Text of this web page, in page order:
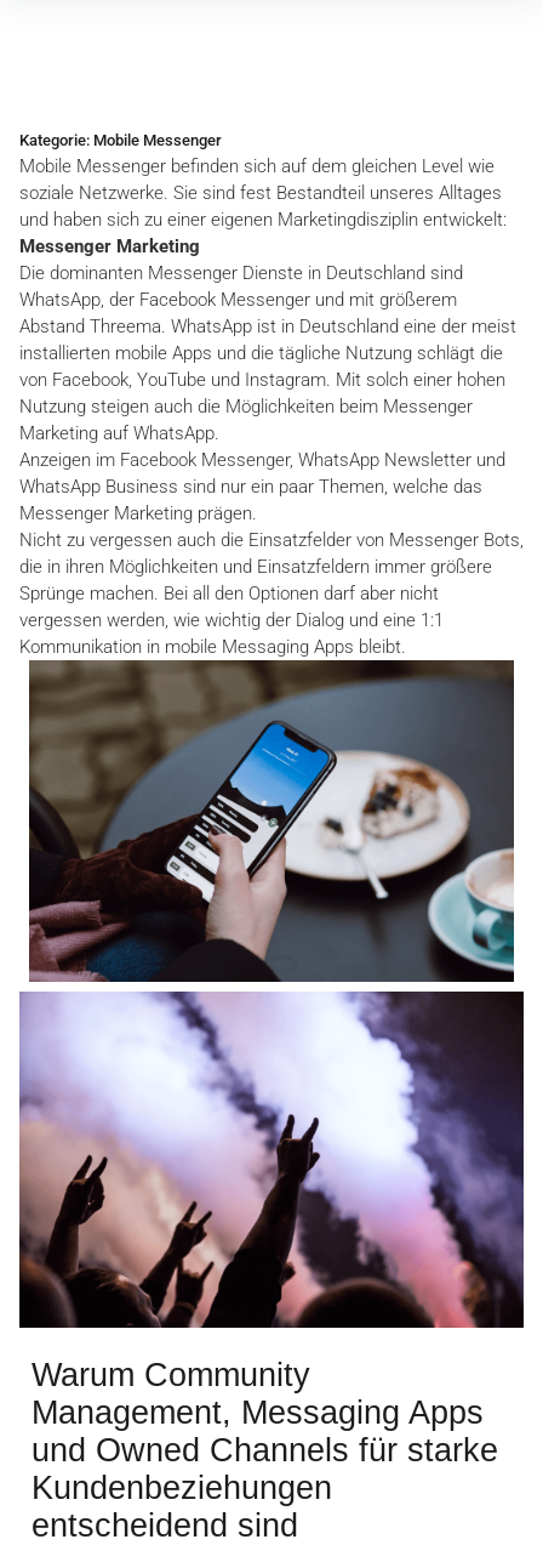
Kategorie: Mobile Messenger
Mobile Messenger befinden sich auf dem gleichen Level wie
soziale Netzwerke. Sie sind fest Bestandteil unseres Alltages
und haben sich zu einer eigenen Marketingdisziplin entwickelt:
Messenger Marketing
Die dominanten Messenger Dienste in Deutschland sind
WhatsApp, der Facebook Messenger und mit größerem
Abstand Threema. WhatsApp ist in Deutschland eine der meist
installierten mobile Apps und die tägliche Nutzung schlägt die
von Facebook, YouTube und Instagram. Mit solch einer hohen
Nutzung steigen auch die Möglichkeiten beim Messenger
Marketing auf WhatsApp.
Anzeigen im Facebook Messenger, WhatsApp Newsletter und
WhatsApp Business sind nur ein paar Themen, welche das
Messenger Marketing prägen.
Nicht zu vergessen auch die Einsatzfelder von Messenger Bots,
die in ihren Möglichkeiten und Einsatzfeldern immer größere
Sprünge machen. Bei all den Optionen darf aber nicht
vergessen werden, wie wichtig der Dialog und eine 1:1
Kommunikation in mobile Messaging Apps bleibt.
Warum Community
Management, Messaging Apps
und Owned Channels für starke
Kundenbeziehungen
entscheidend sind